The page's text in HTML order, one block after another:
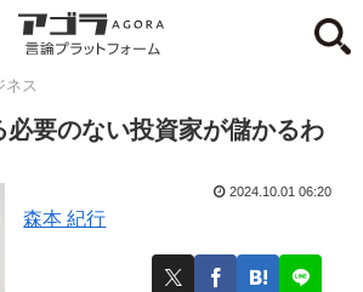
ネス
必要のない投資家が儲かるわ
森本 紀行
2024.10.01 06:20